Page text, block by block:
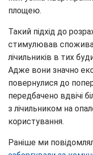
площею.
Такий підхід до
стимулював
лічильників в тих
Адже вони значно
повернулися до
передбачено вдвічі
з лічильником на
користування.
Раніше ми